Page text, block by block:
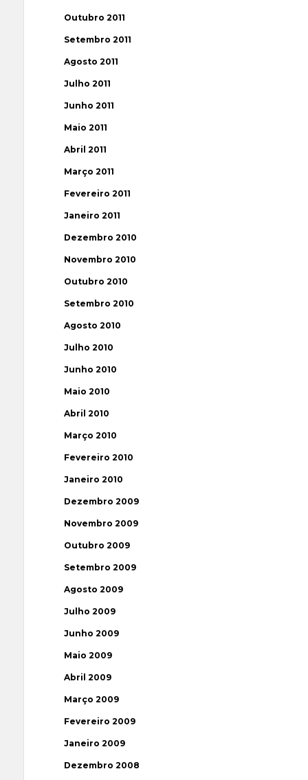
Outubro 2011
Setembro 2011
Agosto 2011
Julho 2011
Junho 2011
Maio 2011
Abril 2011
Março 2011
Fevereiro 2011
Janeiro 2011
Dezembro 2010
Novembro 2010
Outubro 2010
Setembro 2010
Agosto 2010
Julho 2010
Junho 2010
Maio 2010
Abril 2010
Março 2010
Fevereiro 2010
Janeiro 2010
Dezembro 2009
Novembro 2009
Outubro 2009
Setembro 2009
Agosto 2009
Julho 2009
Junho 2009
Maio 2009
Abril 2009
Março 2009
Fevereiro 2009
Janeiro 2009
Dezembro 2008